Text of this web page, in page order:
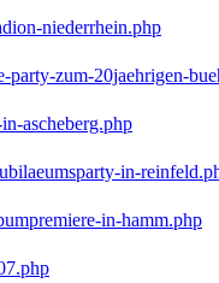
niederrhein.php
party-zum-20jaehrigen-
ascheberg.php
in-
in-hamm.php